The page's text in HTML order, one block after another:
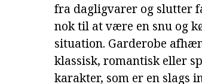
fra dagligvarer og slutter
nok til at være en snu og
situation. Garderobe
klassisk, romantisk eller
karakter, som er en slags